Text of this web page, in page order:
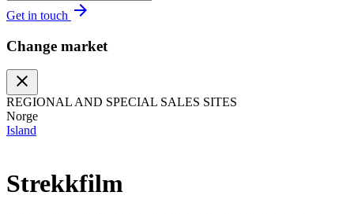
Get in touch arrow_forward
Change market
close
REGIONAL AND SPECIAL SALES SITES
Norge
Island
Strekkfilm